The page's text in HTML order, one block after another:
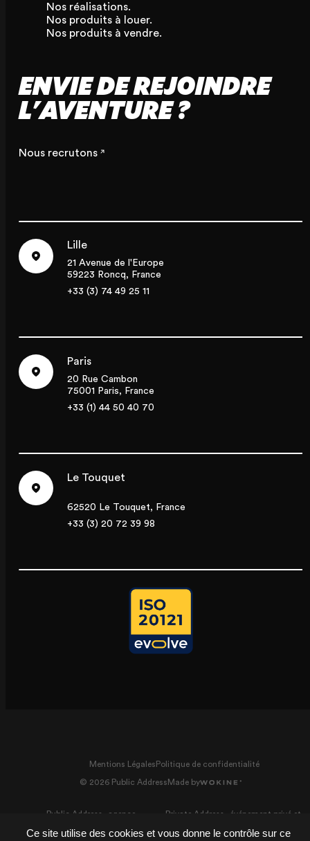
Nos réalisations.
Nos produits à louer.
Nos produits à vendre.
ENVIE DE REJOINDRE
L'AVENTURE ?
Nous recrutons
Lille
21 Avenue de l'Europe
59223 Roncq, France
+33 (3) 74 49 25 11
Paris
20 Rue Cambon
75001 Paris, France
+33 (1) 44 50 40 70
Le Touquet
62520 Le Touquet, France
+33 (3) 20 72 39 98
Mentions Légales Politique de confidentialité
© 2026 Public Address Made by
Public Address - agence
Private Address - événement privé et
Ce site utilise des cookies et vous donne le contrôle sur ce